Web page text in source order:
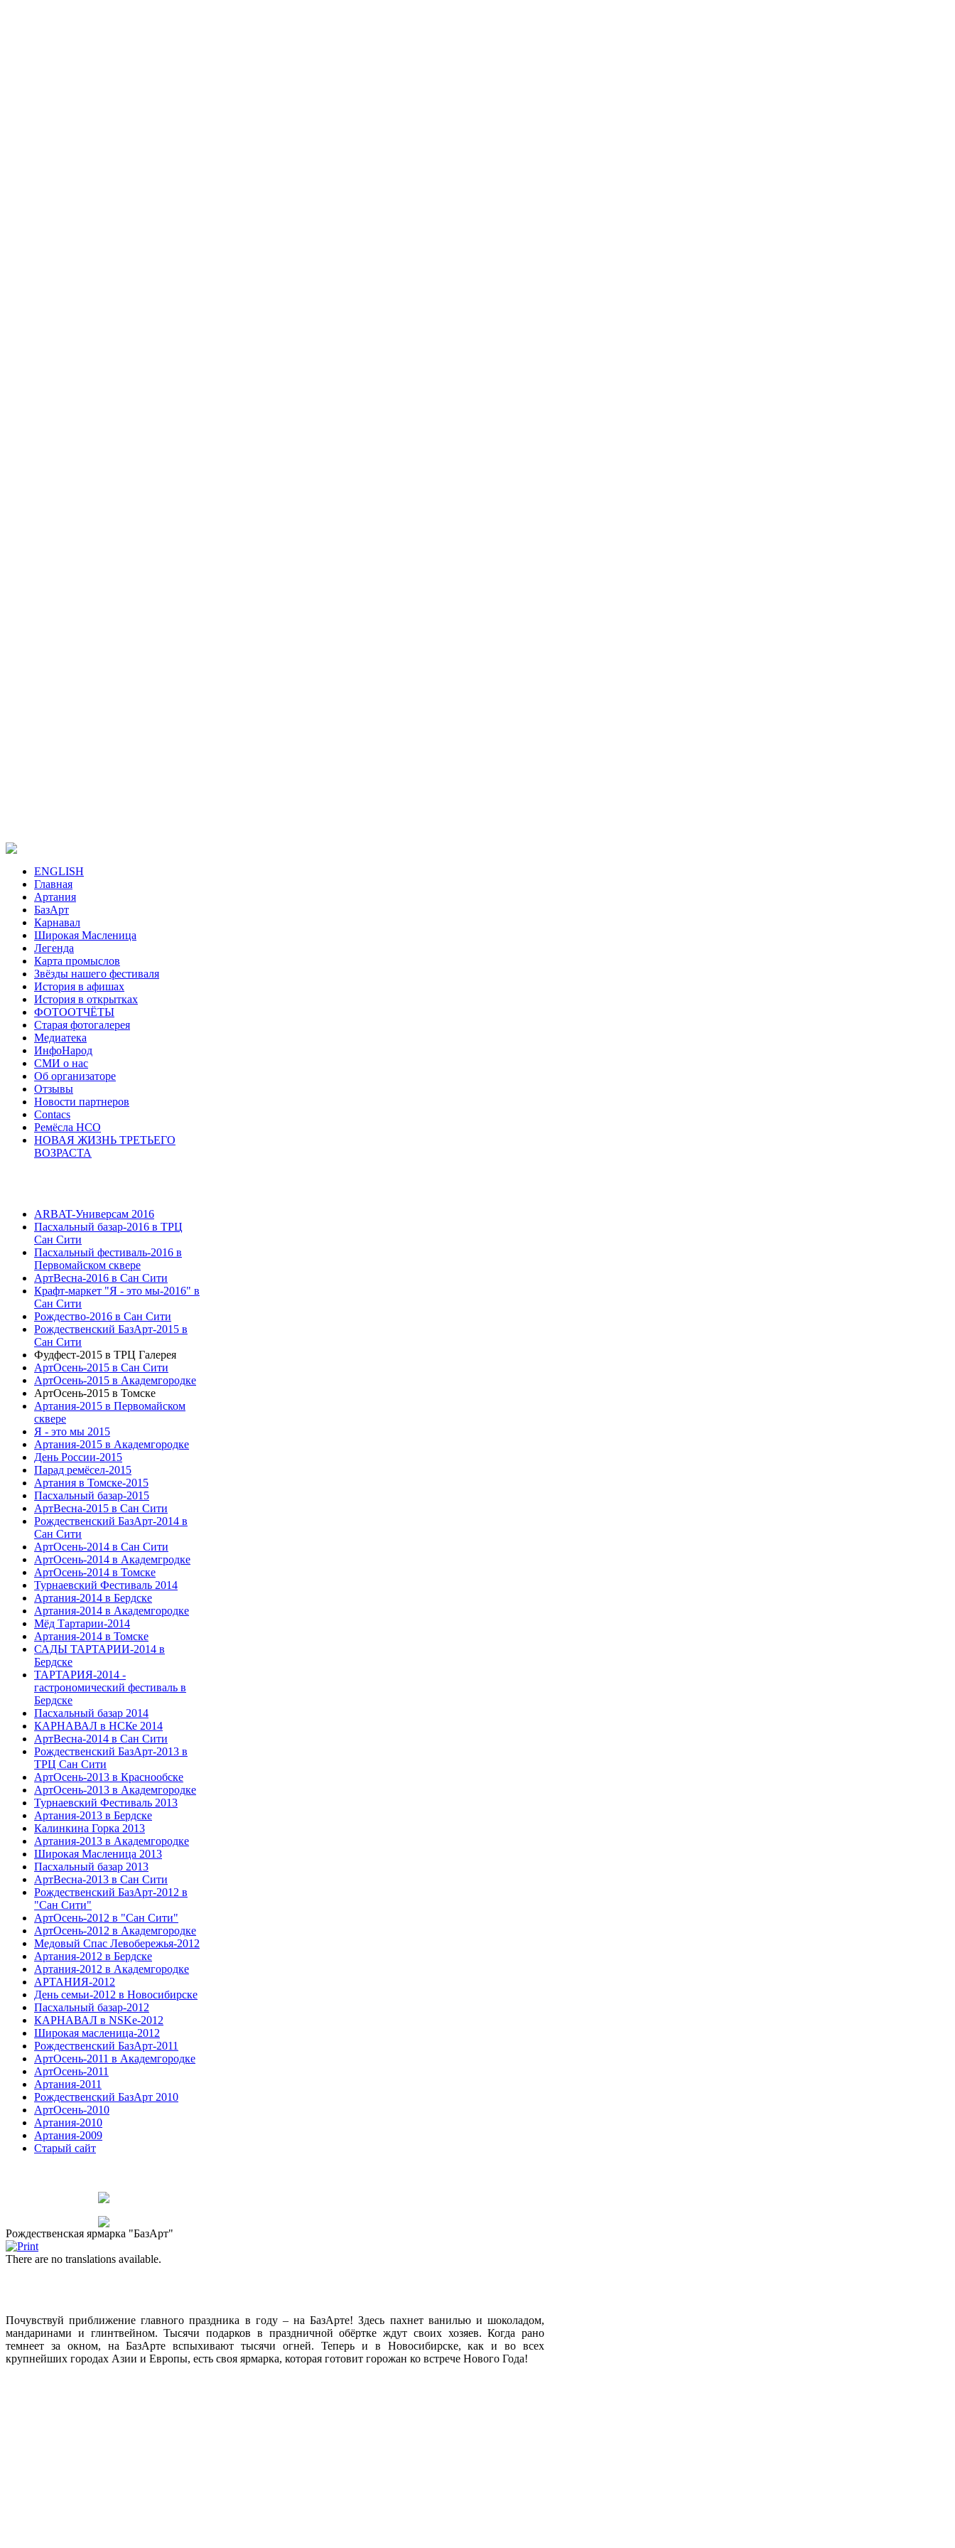
ENGLISH
Главная
Артания
БазАрт
Карнавал
Широкая Масленица
Легенда
Карта промыслов
Звёзды нашего фестиваля
История в афишах
История в открытках
ФОТООТЧЁТЫ
Старая фотогалерея
Медиатека
ИнфоНарод
СМИ о нас
Об организаторе
Отзывы
Новости партнеров
Contacs
Ремёсла НСО
НОВАЯ ЖИЗНЬ ТРЕТЬЕГО
ВОЗРАСТА
ARBAT-Универсам 2016
Пасхальный базар-2016 в ТРЦ
Сан Сити
Пасхальный фестиваль-2016 в
Первомайском сквере
АртВесна-2016 в Сан Сити
Крафт-маркет "Я - это мы-2016" в
Сан Сити
Рождество-2016 в Сан Сити
Рождественский БазАрт-2015 в
Сан Сити
Фудфест-2015 в ТРЦ Галерея
АртОсень-2015 в Сан Сити
АртОсень-2015 в Академгородке
АртОсень-2015 в Томске
Артания-2015 в Первомайском
сквере
Я - это мы 2015
Артания-2015 в Академгородке
День России-2015
Парад ремёсел-2015
Артания в Томске-2015
Пасхальный базар-2015
АртВесна-2015 в Сан Сити
Рождественский БазАрт-2014 в
Сан Сити
АртОсень-2014 в Сан Сити
АртОсень-2014 в Академгродке
АртОсень-2014 в Томске
Турнаевский Фестиваль 2014
Артания-2014 в Бердске
Артания-2014 в Академгородке
Мёд Тартарии-2014
Артания-2014 в Томске
САДЫ ТАРТАРИИ-2014 в
Бердске
ТАРТАРИЯ-2014 -
гастрономический фестиваль в
Бердске
Пасхальный базар 2014
КАРНАВАЛ в НСКе 2014
АртВесна-2014 в Сан Сити
Рождественский БазАрт-2013 в
ТРЦ Сан Сити
АртОсень-2013 в Краснообске
АртОсень-2013 в Академгородке
Турнаевский Фестиваль 2013
Артания-2013 в Бердске
Калинкина Горка 2013
Артания-2013 в Академгородке
Широкая Масленица 2013
Пасхальный базар 2013
АртВесна-2013 в Сан Сити
Рождественский БазАрт-2012 в
"Сан Сити"
АртОсень-2012 в "Сан Сити"
АртОсень-2012 в Академгородке
Медовый Спас Левобережья-2012
Артания-2012 в Бердске
Артания-2012 в Академгородке
АРТАНИЯ-2012
День семьи-2012 в Новосибирске
Пасхальный базар-2012
КАРНАВАЛ в NSKe-2012
Широкая масленица-2012
Рождественский БазАрт-2011
АртОсень-2011 в Академгородке
АртОсень-2011
Артания-2011
Рождественский БазАрт 2010
АртОсень-2010
Артания-2010
Артания-2009
Старый сайт
Рождественская ярмарка "БазАрт"
There are no translations available.
Почувствуй приближение главного праздника в году – на БазАрте! Здесь пахнет ванилью и шоколадом,
мандаринами и глинтвейном. Тысячи подарков в праздничной обёртке ждут своих хозяев. Когда рано
темнеет за окном, на БазАрте вспыхивают тысячи огней. Теперь и в Новосибирске, как и во всех
крупнейших городах Азии и Европы, есть своя ярмарка, которая готовит горожан ко встрече Нового Года!